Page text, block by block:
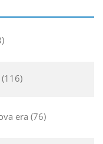
116
era 76